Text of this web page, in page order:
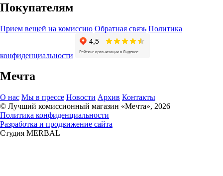
Покупателям
Прием вещей на комиссию Обратная связь Политика
конфиденциальности
Мечта
О нас Мы в прессе Новости Архив Контакты
© Лучший комиссионный магазин «Мечта», 2026
Политика конфиденциальности
Разработка и продвижение сайта
Студия MERBAL